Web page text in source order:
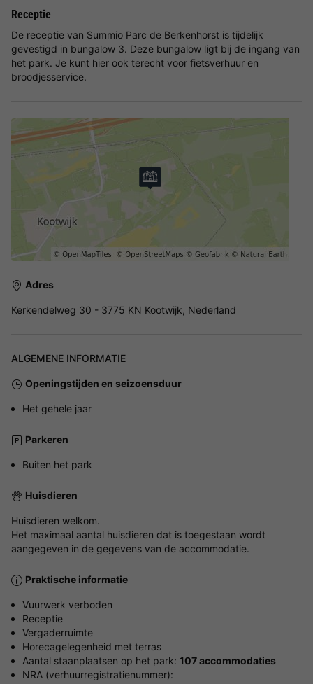
Receptie
De receptie van Summio Parc de Berkenhorst is tijdelijk
gevestigd in bungalow 3. Deze bungalow ligt bij de ingang van
het park. Je kunt hier ook terecht voor fietsverhuur en
broodjesservice.
Adres
Kerkendelweg 30 - 3775 KN Kootwijk, Nederland
ALGEMENE INFORMATIE
Openingstijden en seizoensduur
Het gehele jaar
Parkeren
Buiten het park
Huisdieren
Huisdieren welkom.
Het maximaal aantal huisdieren dat is toegestaan wordt
aangegeven in de gegevens van de accommodatie.
Praktische informatie
Vuurwerk verboden
Receptie
Vergaderruimte
Horecagelegenheid met terras
Aantal staanplaatsen op het park: 107 accommodaties
NRA (verhuurregistratienummer):